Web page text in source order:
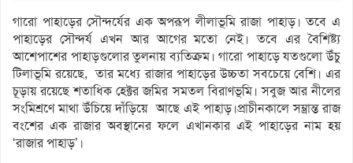
গারো পাহাড়ের সৌন্দর্যের এক অপরূপ লীলাভূমি রাজা পাহাড়। তবে এ
পাহাড়ের সৌন্দর্য এখন আর আগের মতো নেই। তবে এর বৈশিষ্ট্য
আশেপাশের পাহাড়গুলোর তুলনায় ব্যতিক্রম। গারো পাহাড়ে যতগুলো উঁচু
টিলাভূমি রয়েছে, তার মধ্যে রাজার পাহাড়ের উচ্চতা সবচেয়ে বেশি। এর
চূড়ায় রয়েছে শতাধিক হেক্টর জমির সমতল বিরাণভূমি। সবুজ আর নীলের
সংমিশ্রণে মাথা উঁচিয়ে দাঁড়িয়ে আছে এই পাহাড়।প্রাচীনকালে সম্ভ্রান্ত রাজ
বংশের এক রাজার অবস্থানের ফলে এখানকার এই পাহাড়ের নাম হয়
‘রাজার পাহাড়’।